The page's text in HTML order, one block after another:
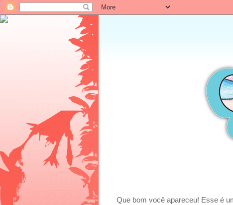
Que bom você apareceu! Esse é